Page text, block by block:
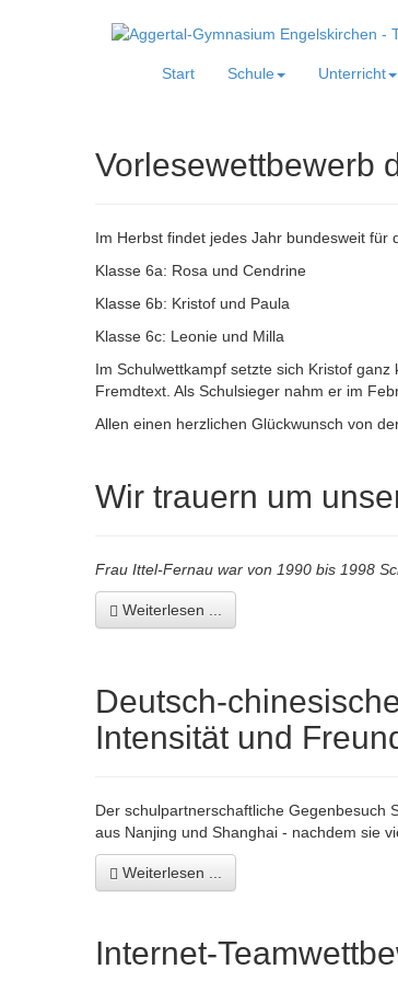
Start Schule Unterricht
Vorlesewettbewerb
Im Herbst findet jedes Jahr bundesweit für
Klasse 6a: Rosa und Cendrine
Klasse 6b: Kristof und Paula
Klasse 6c: Leonie und Milla
Im Schulwettkampf setzte sich Kristof
Fremdtext. Als Schulsieger nahm er im
Allen einen herzlichen Glückwunsch von
Wir trauern um
Frau Ittel-Fernau war von 1990 bis 1998
Weiterlesen ...
Deutsch-
Intensität und
Der schulpartnerschaftliche Gegenbesuch
aus Nanjing und Shanghai - nachdem sie
Weiterlesen ...
Internet-